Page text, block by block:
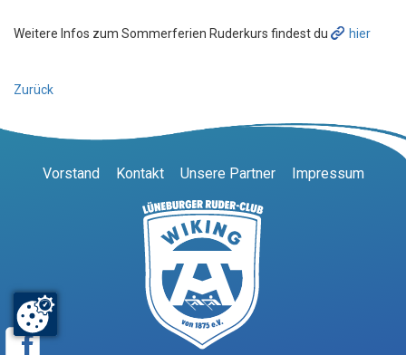
Weitere Infos zum Sommerferien Ruderkurs findest du hier
Zurück
Vorstand Kontakt Unsere Partner Impressum